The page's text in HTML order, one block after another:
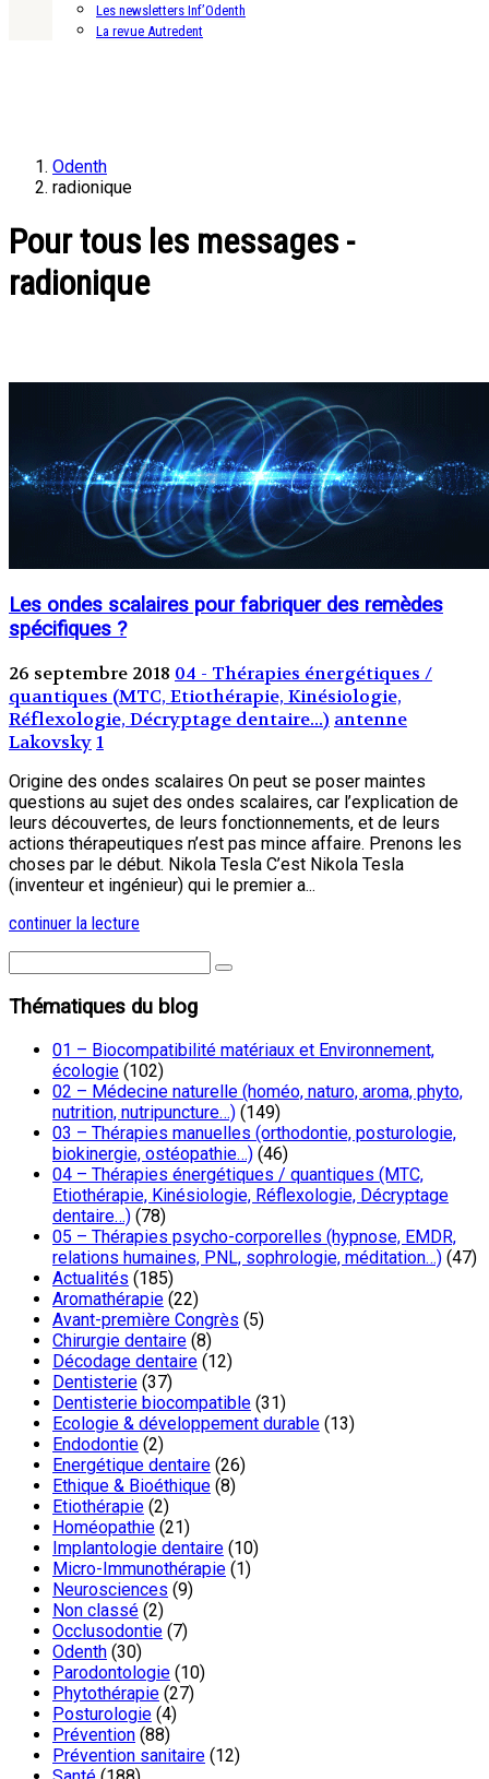
Les newsletters Inf’Odenth
La revue Autredent
Odenth
radionique
Pour tous les messages -
radionique
Les ondes scalaires pour fabriquer des remèdes
spécifiques ?
26 septembre 2018 04 - Thérapies énergétiques /
quantiques (MTC, Etiothérapie, Kinésiologie,
Réflexologie, Décryptage dentaire...) antenne
Lakovsky 1
Origine des ondes scalaires On peut se poser maintes
questions au sujet des ondes scalaires, car l’explication de
leurs découvertes, de leurs fonctionnements, et de leurs
actions thérapeutiques n’est pas mince affaire. Prenons les
choses par le début. Nikola Tesla C’est Nikola Tesla
(inventeur et ingénieur) qui le premier a...
continuer la lecture
Thématiques du blog
01 – Biocompatibilité matériaux et Environnement,
écologie (102)
02 – Médecine naturelle (homéo, naturo, aroma, phyto,
nutrition, nutripuncture…) (149)
03 – Thérapies manuelles (orthodontie, posturologie,
biokinergie, ostéopathie…) (46)
04 – Thérapies énergétiques / quantiques (MTC,
Etiothérapie, Kinésiologie, Réflexologie, Décryptage
dentaire…) (78)
05 – Thérapies psycho-corporelles (hypnose, EMDR,
relations humaines, PNL, sophrologie, méditation…) (47)
Actualités (185)
Aromathérapie (22)
Avant-première Congrès (5)
Chirurgie dentaire (8)
Décodage dentaire (12)
Dentisterie (37)
Dentisterie biocompatible (31)
Ecologie & développement durable (13)
Endodontie (2)
Energétique dentaire (26)
Ethique & Bioéthique (8)
Etiothérapie (2)
Homéopathie (21)
Implantologie dentaire (10)
Micro-Immunothérapie (1)
Neurosciences (9)
Non classé (2)
Occlusodontie (7)
Odenth (30)
Parodontologie (10)
Phytothérapie (27)
Posturologie (4)
Prévention (88)
Prévention sanitaire (12)